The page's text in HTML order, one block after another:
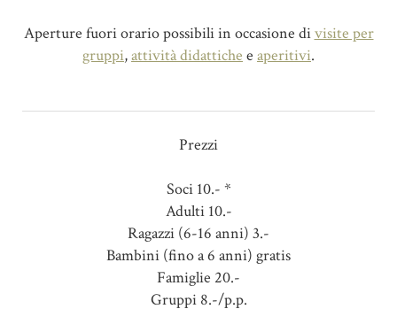
Aperture fuori orario possibili in occasione divisite per
gruppi,attività didattiche e aperitivi.
Prezzi
Soci 10.- *
Adulti 10.-
Ragazzi (6-16 anni) 3.-
Bambini (fino a 6 anni) gratis
Famiglie 20.-
Gruppi 8.-/p.p.